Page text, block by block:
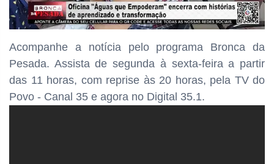
Acompanhe a notícia pelo programa Bronca da
Pesada. Assista de segunda à sexta-feira a partir
das 11 horas, com reprise às 20 horas, pela TV do
Povo - Canal 35 e agora no Digital 35.1.